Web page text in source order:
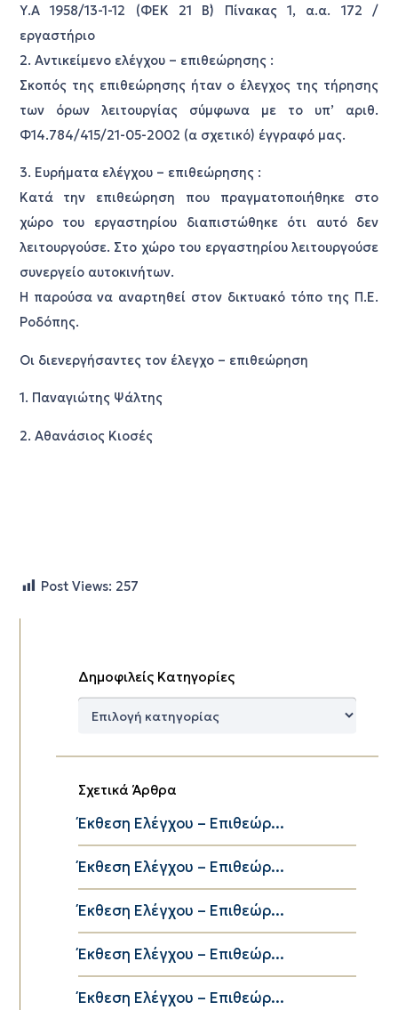
Υ.Α 1958/13-1-12 (ΦΕΚ 21 Β΄) Πίνακας 1, α.α. 172 /
εργαστήριο
2. Αντικείμενο ελέγχου – επιθεώρησης :
Σκοπός της επιθεώρησης ήταν ο έλεγχος της τήρησης
των όρων λειτουργίας σύμφωνα με το υπ’ αριθ.
Φ14.784/415/21-05-2002 (α σχετικό) έγγραφό μας.
3. Ευρήματα ελέγχου – επιθεώρησης :
Κατά την επιθεώρηση που πραγματοποιήθηκε στο
χώρο του εργαστηρίου διαπιστώθηκε ότι αυτό δεν
λειτουργούσε. Στο χώρο του εργαστηρίου λειτουργούσε
συνεργείο αυτοκινήτων.
Η παρούσα να αναρτηθεί στον δικτυακό τόπο της Π.Ε.
Ροδόπης.
Οι διενεργήσαντες τον έλεγχο – επιθεώρηση
1. Παναγιώτης Ψάλτης
2. Αθανάσιος Κιοσές
Post Views: 257
Δημοφιλείς Κατηγορίες
Δημοφιλείς
Σχετικά Άρθρα
Έκθεση Ελέγχου – Επιθεώρ...
Έκθεση Ελέγχου – Επιθεώρ...
Έκθεση Ελέγχου – Επιθεώρ...
Έκθεση Ελέγχου – Επιθεώρ...
Έκθεση Ελέγχου – Επιθεώρ...